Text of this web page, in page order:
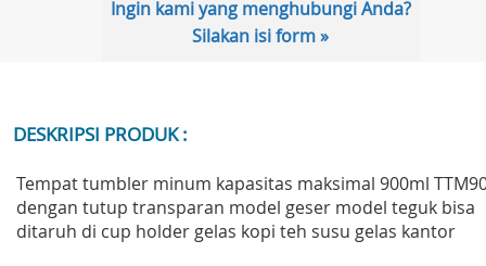
Ingin kami yang menghubungi Anda?
Silakan isi form »
DESKRIPSI PRODUK :
Tempat tumbler minum kapasitas maksimal 900ml
dengan tutup transparan model geser model teguk bisa
ditaruh di cup holder gelas kopi teh susu gelas kantor